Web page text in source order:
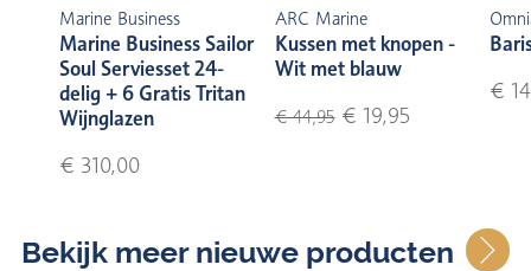
Marine Business
Marine Business Sailor
Soul Serviesset 24-
delig + 6 Gratis Tritan
Wijnglazen
€ 310,00
ARC Marine
Kussen met knopen -
Wit met blauw
€ 44,95€ 19,95
€
Bekijk meer nieuwe producten